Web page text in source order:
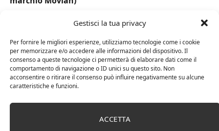
Gestisci la tua privacy
Per fornire le migliori esperienze, utilizziamo tecnologie come i cookie
per memorizzare e/o accedere alle informazioni del dispositivo. Il
consenso a queste tecnologie ci permetterà di elaborare dati come il
comportamento di navigazione o ID unici su questo sito. Non
acconsentire o ritirare il consenso può influire negativamente su alcune
caratteristiche e funzioni.
ACCETTA